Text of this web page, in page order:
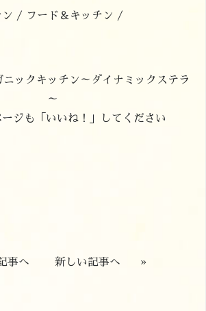
ン / フード＆キッチン /
ニックキッチン～ダイナミックステラ
～
ジも「いいね！」してください
事へ 新しい記事へ »